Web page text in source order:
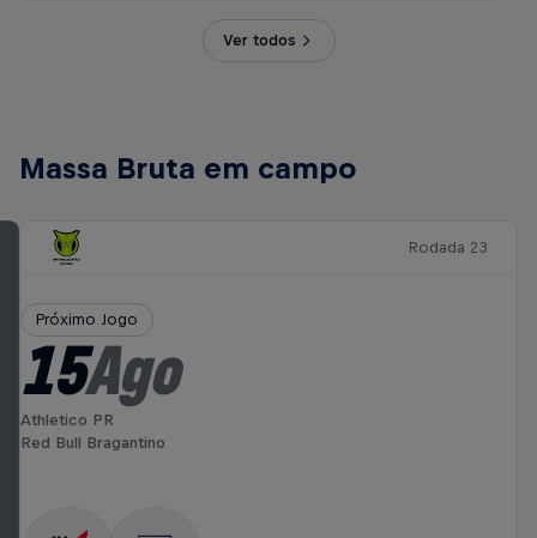
Ver todos
Massa Bruta em campo
Rodada 23
Próximo Jogo
15Ago
Athletico PR
Red Bull Bragantino